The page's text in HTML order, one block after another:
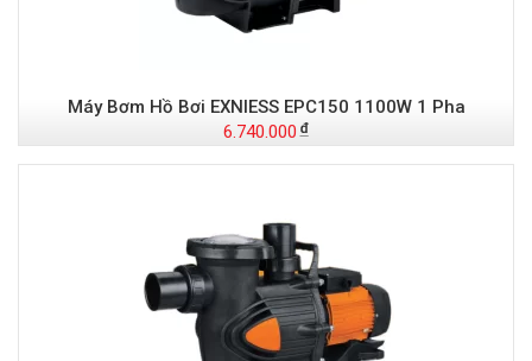
Máy Bơm Hồ Bơi EXNIESS EPC150 1100W 1 Pha
6.740.000